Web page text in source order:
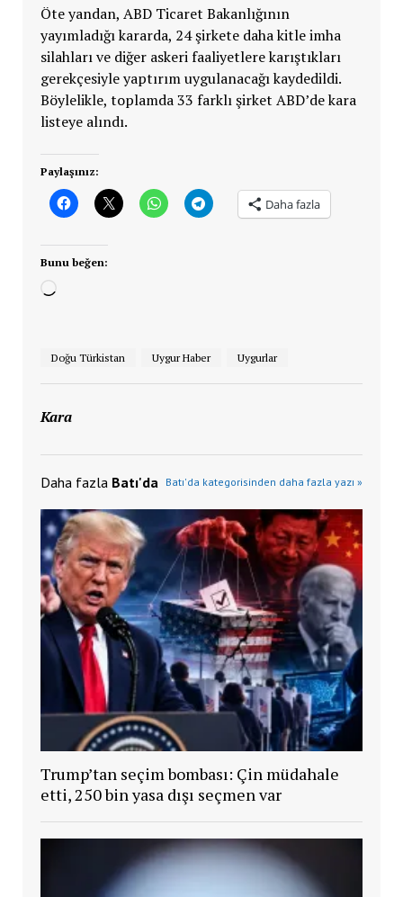
Öte yandan, ABD Ticaret Bakanlığının
yayımladığı kararda, 24 şirkete daha kitle imha
silahları ve diğer askeri faaliyetlere karıştıkları
gerekçesiyle yaptırım uygulanacağı kaydedildi.
Böylelikle, toplamda 33 farklı şirket ABD’de kara
listeye alındı.
Paylaşınız:
Daha fazla
Bunu beğen:
Yükleniyor...
Doğu Türkistan Uygur Haber Uygurlar
Kara
Daha fazla Batı'da Batı'da kategorisinden daha fazla yazı »
Trump’tan seçim bombası: Çin müdahale
etti, 250 bin yasa dışı seçmen var